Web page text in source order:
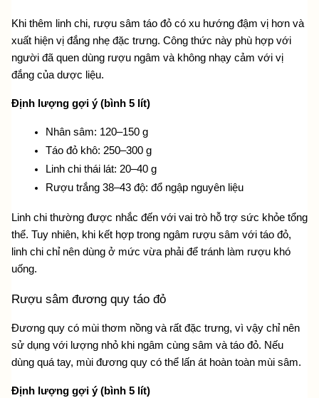
Khi thêm linh chi, rượu sâm táo đỏ có xu hướng đậm vị hơn và
xuất hiện vị đắng nhẹ đặc trưng. Công thức này phù hợp với
người đã quen dùng rượu ngâm và không nhạy cảm với vị
đắng của dược liệu.
Định lượng gợi ý (bình 5 lít)
Nhân sâm: 120–150 g
Táo đỏ khô: 250–300 g
Linh chi thái lát: 20–40 g
Rượu trắng 38–43 độ: đổ ngập nguyên liệu
Linh chi thường được nhắc đến với vai trò hỗ trợ sức khỏe tổng
thể. Tuy nhiên, khi kết hợp trong ngâm rượu sâm với táo đỏ,
linh chi chỉ nên dùng ở mức vừa phải để tránh làm rượu khó
uống.
Rượu sâm đương quy táo đỏ
Đương quy có mùi thơm nồng và rất đặc trưng, vì vậy chỉ nên
sử dụng với lượng nhỏ khi ngâm cùng sâm và táo đỏ. Nếu
dùng quá tay, mùi đương quy có thể lấn át hoàn toàn mùi sâm.
Định lượng gợi ý (bình 5 lít)